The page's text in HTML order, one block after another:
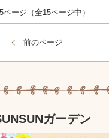
ページ（全15ページ中）
前のページ
ガーデン